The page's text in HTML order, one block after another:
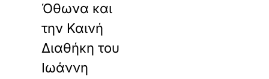
Όθωνα και
την Καινή
Διαθήκη του
Ιωάννη